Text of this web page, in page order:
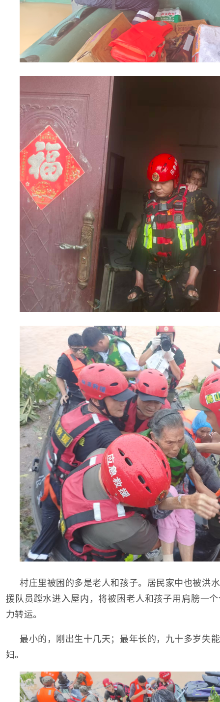
村庄里被困的多是老人和孩子。居民家中也被洪
援队员蹚水进入屋内，将被困老人和孩子用肩膀一
力转运。
最小的，刚出生十几天；最年长的，九十多岁失
妇。